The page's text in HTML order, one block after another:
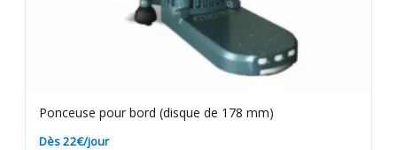
Ponceuse pour bord (disque de 178 mm)
Dès 22€/jour